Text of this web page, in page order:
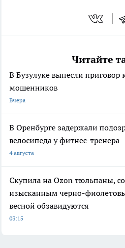
Читайте
В Бузулуке вынесли приговор
мошенников
Вчера
В Оренбурге задержали
велосипеда у фитнес-тренера
4 августа
Скупила на Ozon тюльпаны,
изысканным черно-
весной обзавидуются
03:15